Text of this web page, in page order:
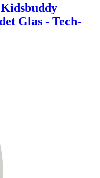
Glas - Tech-